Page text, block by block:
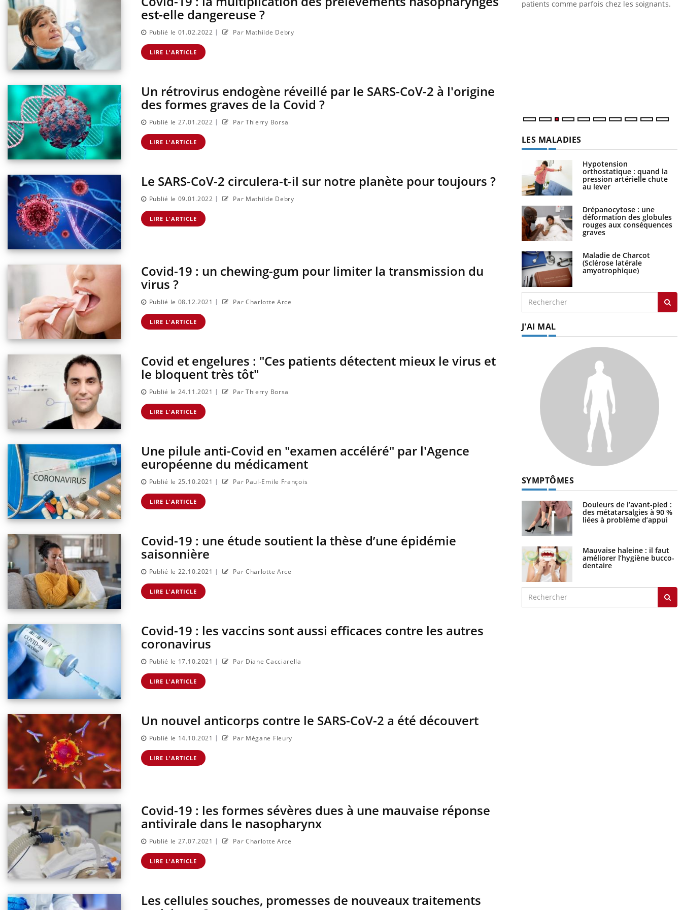
est-elle dangereuse ?
Publié le 01.02.2022 | Par Mathilde Debry
LIRE L'ARTICLE
Un rétrovirus endogène réveillé par le SARS-CoV-2 à l'origine
des formes graves de la Covid ?
Publié le 27.01.2022 | Par Thierry Borsa
LIRE L'ARTICLE
Le SARS-CoV-2 circulera-t-il sur notre planète pour toujours ?
Publié le 09.01.2022 | Par Mathilde Debry
LIRE L'ARTICLE
Covid-19 : un chewing-gum pour limiter la transmission du
virus ?
Publié le 08.12.2021 | Par Charlotte Arce
LIRE L'ARTICLE
Covid et engelures : "Ces patients détectent mieux le virus et
le bloquent très tôt"
Publié le 24.11.2021 | Par Thierry Borsa
LIRE L'ARTICLE
Une pilule anti-Covid en "examen accéléré" par l'Agence
européenne du médicament
Publié le 25.10.2021 | Par Paul-Emile François
LIRE L'ARTICLE
Covid-19 : une étude soutient la thèse d’une épidémie
saisonnière
Publié le 22.10.2021 | Par Charlotte Arce
LIRE L'ARTICLE
Covid-19 : les vaccins sont aussi efficaces contre les autres
coronavirus
Publié le 17.10.2021 | Par Diane Cacciarella
LIRE L'ARTICLE
Un nouvel anticorps contre le SARS-CoV-2 a été découvert
Publié le 14.10.2021 | Par Mégane Fleury
LIRE L'ARTICLE
Covid-19 : les formes sévères dues à une mauvaise réponse
antivirale dans le nasopharynx
Publié le 27.07.2021 | Par Charlotte Arce
LIRE L'ARTICLE
Les cellules souches, promesses de nouveaux traitements
sur la maladie d'un proche c'est montrer ...
carence en fer sont multiples ce qui la rend
patients comme parfois chez les soignants.
LES MALADIES
Hypotension
orthostatique : quand la
pression artérielle chute
au lever
Drépanocytose : une
déformation des globules
rouges aux conséquences
graves
Maladie de Charcot
(Sclérose latérale
amyotrophique)
J'AI MAL
SYMPTÔMES
Douleurs de l’avant-pied :
des métatarsalgies à 90 %
liées à problème d’appui
Mauvaise haleine : il faut
améliorer l’hygiène bucco-
dentaire